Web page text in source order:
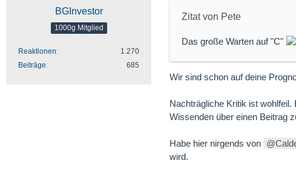
BGInvestor
1000g Mitglied
Reaktionen
1.270
Beiträge
685
Zitat von Pete
Das große Warten auf "C"
Wir sind schon auf deine
Nachträgliche Kritik ist
Wissenden über einen Beitrag
Habe hier nirgends von
wird.